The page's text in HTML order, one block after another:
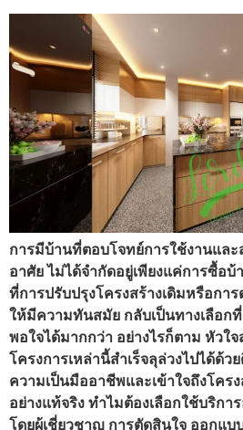
การมีบ้านที่ตอบโจทย์การใช้งานแล
อาศัย ไม่ได้จำกัดอยู่เพียงแค่การซื้อ
ที่การปรับปรุงโครงสร้างเดิมหรือกา
ให้มีความทันสมัย กลับเป็นทางเลือก
พอใจได้มากกว่า อย่างไรก็ตาม หัวใ
โครงการเหล่านี้สำเร็จลุล่วงไปได้ด้
ความเป็นมืออาชีพและเข้าใจถึงโคร
อย่างแท้จริง ทำไมต้องเลือกใช้บริกา
โดยผู้เชี่ยวชาญ การตัดสินใจ ออกแบ